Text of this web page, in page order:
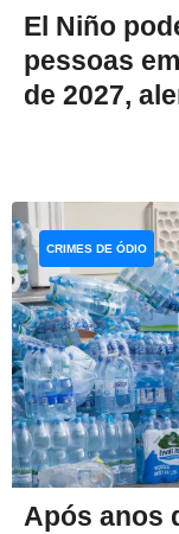
El Niño
pessoas
de 2027,
Após anos
CRIMES DE ÓDIO